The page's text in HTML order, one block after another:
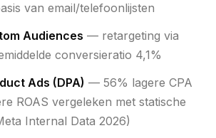
van email/telefoonlijsten
Audiences — retargeting via
conversieratio 4,1%
Ads (DPA) — 56% lagere CPA
ROAS vergeleken met statische
Internal Data 2026)